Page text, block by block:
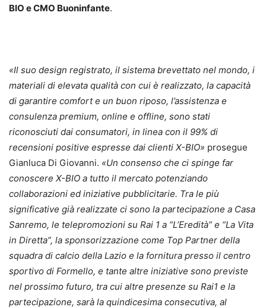
BIO e CMO Buoninfante.
«Il suo design registrato, il sistema brevettato nel mondo, i
materiali di elevata qualità con cui è realizzato, la capacità
di garantire comfort e un buon riposo, l’assistenza e
consulenza premium, online e offline, sono stati
riconosciuti dai consumatori, in linea con il 99% di
recensioni positive espresse dai clienti X-BIO» prosegue
Gianluca Di Giovanni. «Un consenso che ci spinge far
conoscere X-BIO a tutto il mercato potenziando
collaborazioni ed iniziative pubblicitarie. Tra le più
significative già realizzate ci sono la partecipazione a Casa
Sanremo, le telepromozioni su Rai 1 a “L’Eredità” e “La Vita
in Diretta”, la sponsorizzazione come Top Partner della
squadra di calcio della Lazio e la fornitura presso il centro
sportivo di Formello, e tante altre iniziative sono previste
nel prossimo futuro, tra cui altre presenze su Rai1 e la
partecipazione, sarà la quindicesima consecutiva, al